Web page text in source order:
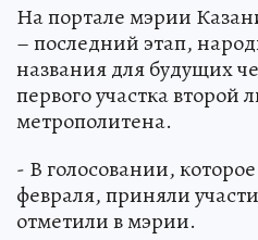
На портале мэрии
– последний этап,
названия для будущих
первого участка второй
метрополитена.
- В голосовании,
февраля, приняли
отметили в мэрии.